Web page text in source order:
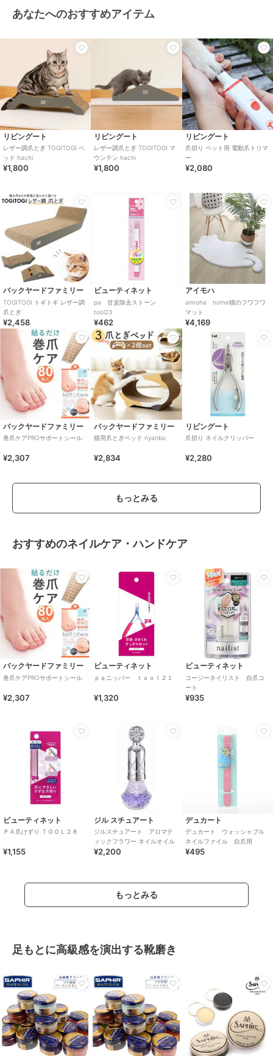
あなたへのおすすめアイテム
リビングート
レザー調爪とぎ TOGITOGI ベ
ッド hachi
¥1,800
リビングート
レザー調爪とぎ TOGITOGI マ
ウンテン hachi
¥1,800
リビングート
爪切り ペット用 電動爪トリマ
ー
¥2,080
バックヤードファミリー
TOGITOGI トギトギ レザー調
爪とぎ
¥2,458
ビューティネット
pa 甘皮除去ストーン
tool23
¥462
アイモハ
aimoha home猫のフワフワ
マット
¥4,169
バックヤードファミリー
巻爪ケアPROサポートシール
¥2,307
バックヤードファミリー
猫用爪とぎベッド nyanbo
¥2,834
リビングート
爪切り ネイルクリッパー
¥2,280
もっとみる
おすすめのネイルケア・ハンドケア
バックヤードファミリー
巻爪ケアPROサポートシール
¥2,307
ビューティネット
ｐａニッパー ｔｏｏｌ２１
¥1,320
ビューティネット
コージーネイリスト 自爪コ
ート
¥935
ビューティネット
ＰＡ爪けずり ＴＯＯＬ２８
¥1,155
ジル スチュアート
ジルスチュアート アロマテ
ィックフラワー ネイルオイル
¥2,200
デュカート
デュカート ウォッシャブル
ネイルファイル 自爪用
¥495
もっとみる
足もとに高級感を演出する靴磨き